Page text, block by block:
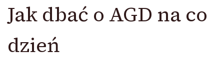
Jak dbać o AGD na co
dzień